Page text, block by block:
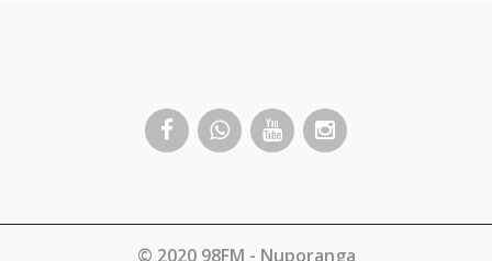
© 2020 98FM - Nuporanga